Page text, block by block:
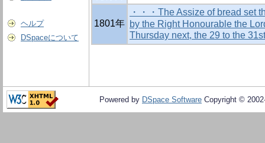
ヘルプ
DSpaceについて
1801年
・・・The Assize of bread set
by the Right Honourable the
Thursday next, the 29 to the
Powered by DSpace Software Copyright ©